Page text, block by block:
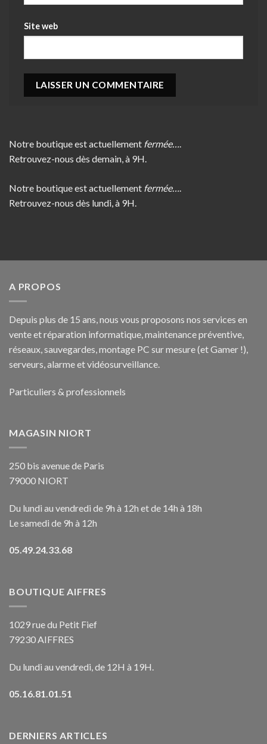
Site web
Notre boutique est actuellement fermée….
Retrouvez-nous dès demain, à 9H.
Notre boutique est actuellement fermée….
Retrouvez-nous dès lundi, à 9H.
A PROPOS
Depuis plus de 15 ans, nous vous proposons nos services en
vente et réparation informatique, maintenance préventive,
réseaux, sauvegardes, montage PC sur mesure (et Gamer !),
serveurs, alarme et vidéosurveillance.
Particuliers & professionnels
MAGASIN NIORT
250 bis avenue de Paris
79000 NIORT
Du lundi au vendredi de 9h à 12h et de 14h à 18h
Le samedi de 9h à 12h
05.49.24.33.68
BOUTIQUE AIFFRES
1029 rue du Petit Fief
79230 AIFFRES
Du lundi au vendredi, de 12H à 19H.
05.16.81.01.51
DERNIERS ARTICLES